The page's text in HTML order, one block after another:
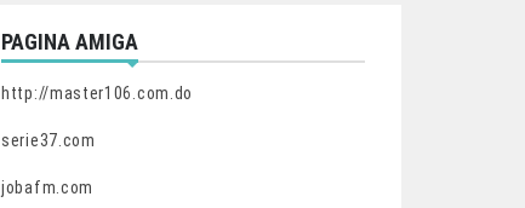
PAGINA AMIGA
http://master106.com.do
serie37.com
jobafm.com